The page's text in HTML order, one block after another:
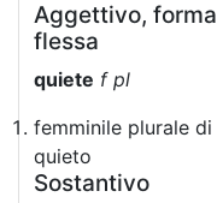
Aggettivo, forma
flessa
quiete f pl
femminile plurale di
quieto
Sostantivo